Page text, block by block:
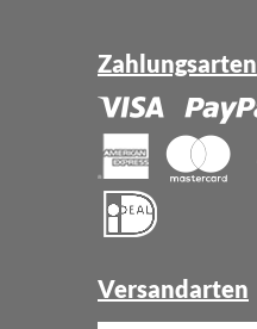
Zahlungsarten
Versandarten